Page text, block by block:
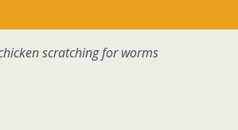
scratching for worms